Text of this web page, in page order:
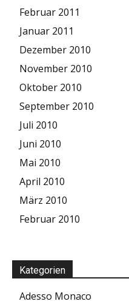
Februar 2011
Januar 2011
Dezember 2010
November 2010
Oktober 2010
September 2010
Juli 2010
Juni 2010
Mai 2010
April 2010
März 2010
Februar 2010
Kategorien
Adesso Monaco